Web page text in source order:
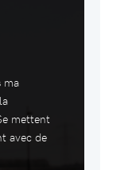
ma
mettent
avec de